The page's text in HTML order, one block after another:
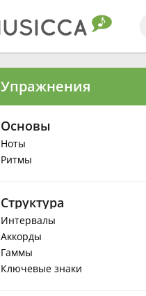
Dansk
Deutsch
English
Упражнения
Основы
Ноты
Ритмы
Структура
Интервалы
Аккорды
Гаммы
Ключевые знаки